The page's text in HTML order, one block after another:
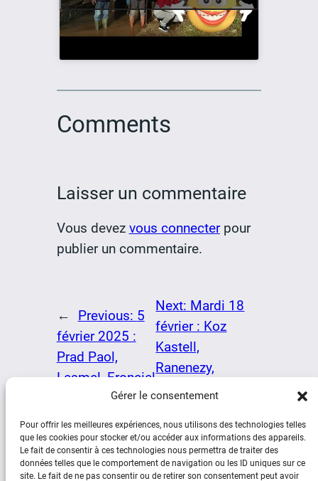
Gérer le consentement
Pour offrir les meilleures expériences, nous utilisons des technologies telles
que les cookies pour stocker et/ou accéder aux informations des appareils.
Le fait de consentir à ces technologies nous permettra de traiter des
données telles que le comportement de navigation ou les ID uniques sur ce
site. Le fait de ne pas consentir ou de retirer son consentement peut avoir
Comments
Laisser un commentaire
Vous devez vous connecterpour
publier un commentaire.
← Previous: 5
février 2025 :
Prad Paol,
Lesmel, Fronciel
Next: Mardi 18
février : Koz
Kastell,
Ranenezy,
Lannebeur